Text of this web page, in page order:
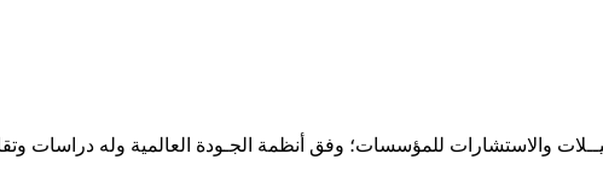
والاستشارات للمؤسسات؛ وفق أنظمة الجـودة العالمية وله دراسات